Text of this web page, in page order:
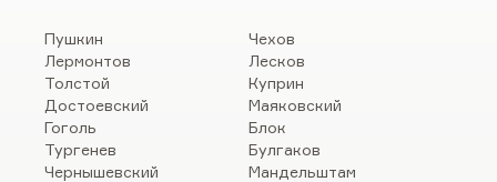
Пушкин
Лермонтов
Толстой
Достоевский
Гоголь
Тургенев
Чернышевский
Чехов
Лесков
Куприн
Маяковский
Блок
Булгаков
Мандельштам